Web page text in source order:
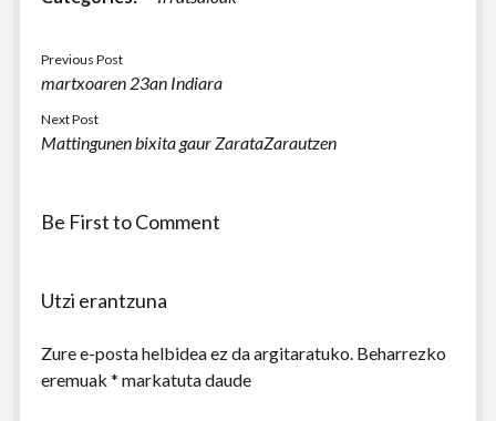
Previous Post
martxoaren 23an Indiara
Next Post
Mattingunen bixita gaur ZarataZarautzen
Be First to Comment
Utzi erantzuna
Zure e-posta helbidea ez da argitaratuko. Beharrezko
eremuak * markatuta daude